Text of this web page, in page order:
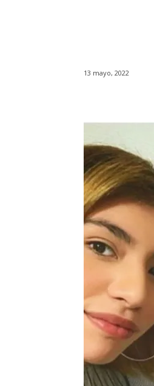
13 mayo, 2022